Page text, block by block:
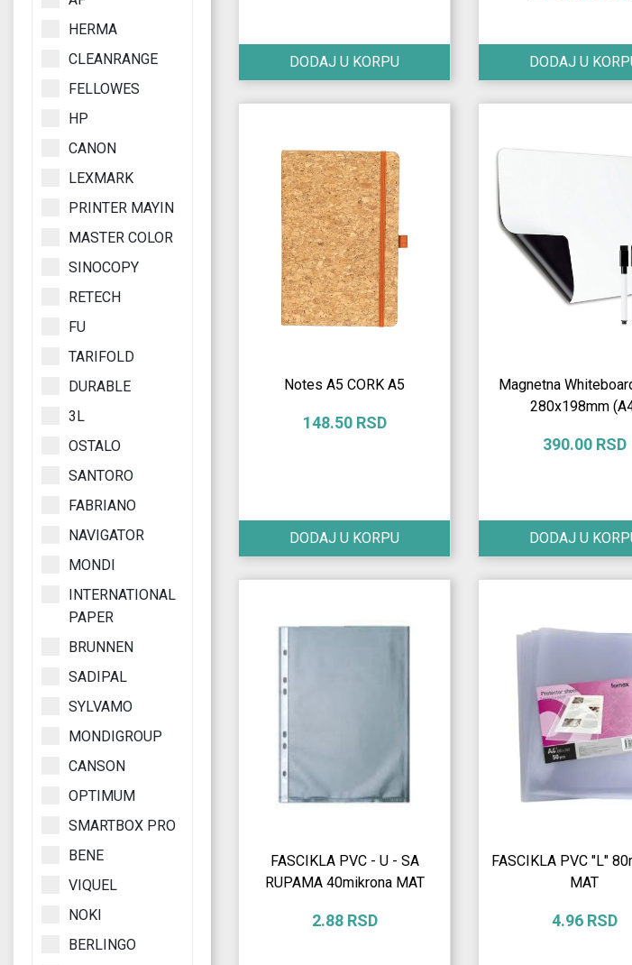
HERMA
CLEANRANGE
FELLOWES
HP
CANON
LEXMARK
PRINTER MAYIN
MASTER COLOR
SINOCOPY
RETECH
FU
TARIFOLD
DURABLE
3L
OSTALO
SANTORO
FABRIANO
NAVIGATOR
MONDI
INTERNATIONAL
PAPER
BRUNNEN
SADIPAL
SYLVAMO
MONDIGROUP
CANSON
OPTIMUM
SMARTBOX PRO
BENE
VIQUEL
NOKI
BERLINGO
DODAJ U KORPU DODAJ U
Notes A5 CORK A5
148.50 RSD
DODAJ U KORPU
Magnetna
280x198mm
390.00 RSD
DODAJ U
FASCIKLA PVC - U - SA
RUPAMA 40mikrona MAT
2.88 RSD
FASCIKLA PVC "L"
MAT
4.96 RSD